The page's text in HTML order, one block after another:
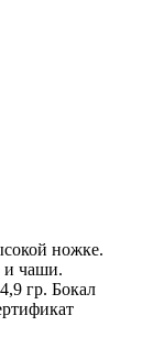
ножке.
и чаши.
гр. Бокал